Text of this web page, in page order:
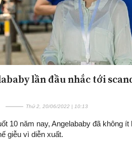
lần đầu nhắc tới
Thứ 2, 20/06/2022 | 10:13
10 năm nay, Angelababy đã không ít
giễu vì diễn xuất.